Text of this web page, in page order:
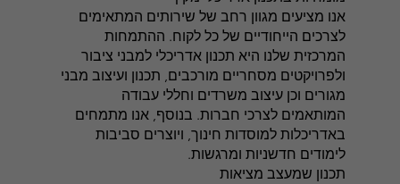
אנו מציעים מגוון רחב של שירותים המתאימים
לצרכים הייחודיים של כל לקוח. ההתמחות
המרכזית שלנו היא תכנון אדריכלי למבני ציבור
ולפרויקטים מסחריים מורכבים, תכנון ועיצוב מבני
מגורים וכן עיצוב משרדים וחללי עבודה
המותאמים לצרכי חברות. בנוסף, אנו מתמחים
באדריכלות למוסדות חינוך, ויוצרים סביבות
לימודים חדשניות ומרגשות.
תכנון שמעצב מציאות